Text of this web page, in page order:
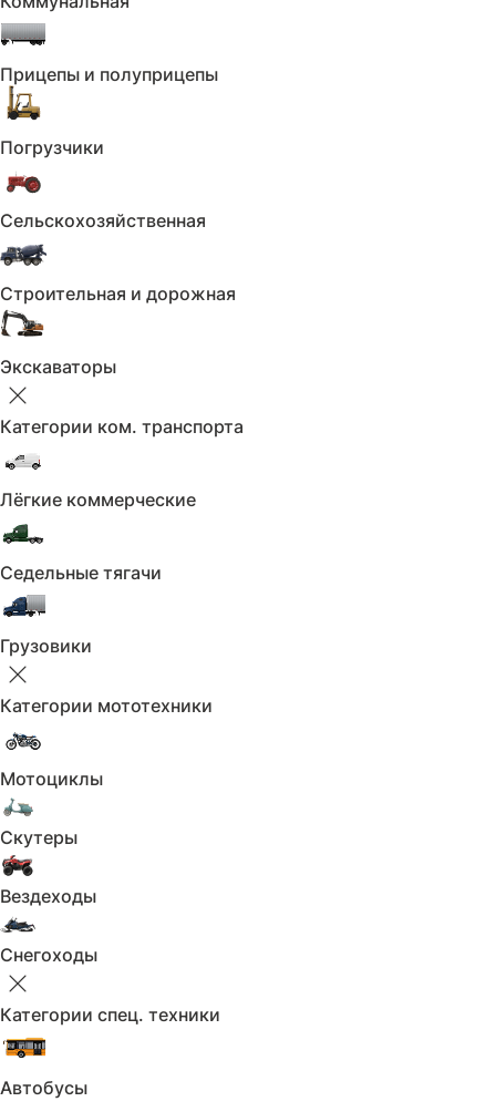
Прицепы и полуприцепы
Погрузчики
Сельскохозяйственная
Строительная и дорожная
Экскаваторы
Категории ком. транспорта
Лёгкие коммерческие
Седельные тягачи
Грузовики
Категории мототехники
Мотоциклы
Скутеры
Вездеходы
Снегоходы
Категории спец. техники
Автобусы
Режим работы с 10:00 до 20:00 ежедневно.
любой ваш вопрос!
сервисная книжка. Оригинальный ПТС. Не
Комплектация
Ткань (Материал салона)
Комфорт:
Электростеклоподъёмники задние
Обзор: